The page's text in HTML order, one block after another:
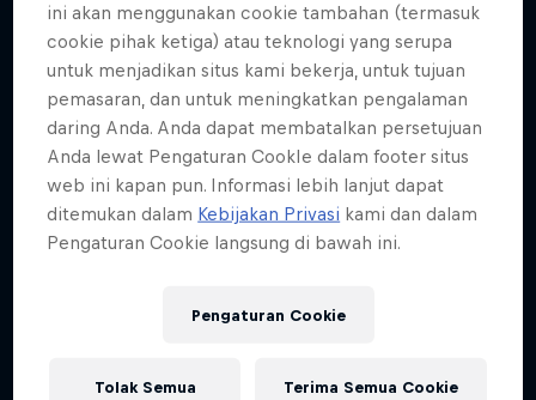
ini akan menggunakan cookie tambahan (termasuk
cookie pihak ketiga) atau teknologi yang serupa
untuk menjadikan situs kami bekerja, untuk tujuan
pemasaran, dan untuk meningkatkan pengalaman
daring Anda. Anda dapat membatalkan persetujuan
Anda lewat Pengaturan CookIe dalam footer situs
web ini kapan pun. Informasi lebih lanjut dapat
ditemukan dalam Kebijakan Privasi kami dan dalam
Pengaturan Cookie langsung di bawah ini.
Pengaturan Cookie
Tolak Semua Terima Semua Cookie